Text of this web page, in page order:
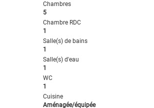
Chambres
5
Chambre RDC
1
Salle(s) de bains
1
Salle(s) d'eau
1
WC
1
Cuisine
Aménagée/équipée